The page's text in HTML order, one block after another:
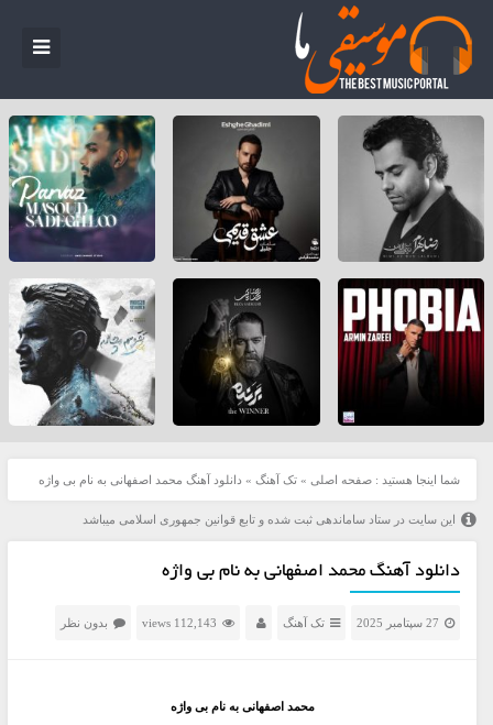
شما اینجا هستید : صفحه اصلی » تک آهنگ » دانلود آهنگ محمد اصفهانی به نام بی واژه
این سایت در ستاد ساماندهی ثبت شده و تابع قوانین جمهوری اسلامی میباشد
دانلود آهنگ محمد اصفهانی به نام بی واژه
27 سپتامبر 2025 تک آهنگ 112,143 views بدون نظر
محمد اصفهانی به نام بی واژه